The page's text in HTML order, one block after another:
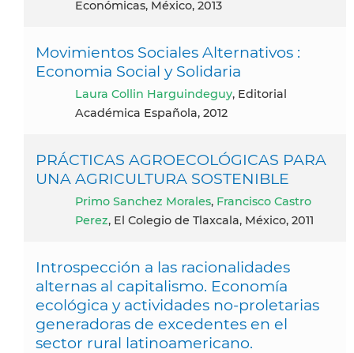
Económicas, México, 2013
Movimientos Sociales Alternativos :
Economia Social y Solidaria
Laura Collin Harguindeguy, Editorial
Académica Española, 2012
PRÁCTICAS AGROECOLÓGICAS PARA
UNA AGRICULTURA SOSTENIBLE
Primo Sanchez Morales, Francisco Castro
Perez, El Colegio de Tlaxcala, México, 2011
Introspección a las racionalidades
alternas al capitalismo. Economía
ecológica y actividades no-proletarias
generadoras de excedentes en el
sector rural latinoamericano.